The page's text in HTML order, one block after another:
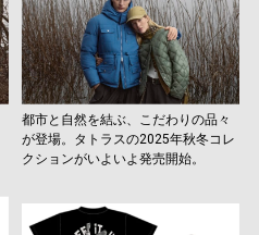
都市と自然を結ぶ、こだわりの品々
が登場。タトラスの2025年秋冬コレ
クションがいよいよ発売開始。